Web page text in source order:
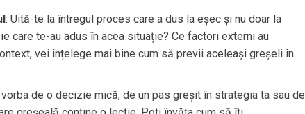
: Uită-te la întregul proces care a dus la eșec și nu doar la
care te-au adus în acea situație? Ce factori externi au
vei înțelege mai bine cum să previi aceleași greșeli în
de o decizie mică, de un pas greșit în strategia ta sau de